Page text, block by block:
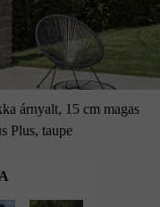
árnyalt, 15 cm magas
Plus, taupe